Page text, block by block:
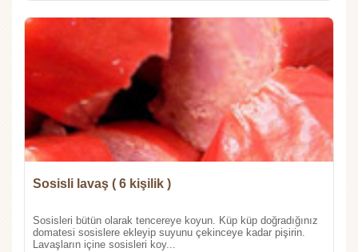
Sosisli lavaş ( 6 kişilik )
Sosisleri bütün olarak tencereye koyun. Küp küp doğradığınız
domatesi sosislere ekleyip suyunu çekinceye kadar pişirin.
Lavaşların içine sosisleri koy...